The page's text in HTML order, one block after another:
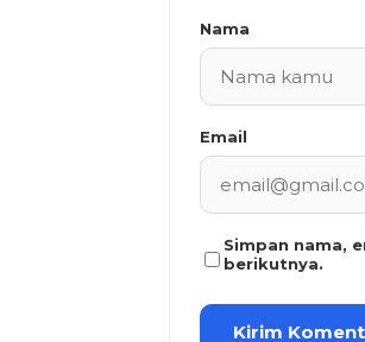
Nama
Email
Simpan nama,
berikutnya.